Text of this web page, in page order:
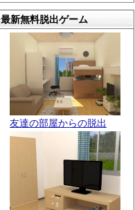
最新無料脱出ゲーム
友達の部屋からの脱出